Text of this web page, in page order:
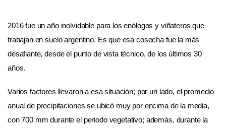
2016 fue un año inolvidable para los enólogos y viñateros que
trabajan en suelo argentino. Es que esa cosecha fue la más
desafiante, desde el punto de vista técnico, de los últimos 30
años.
Varios factores llevaron a esa situación; por un lado, el promedio
anual de precipitaciones se ubicó muy por encima de la media,
con 700 mm durante el periodo vegetativo; además, durante la